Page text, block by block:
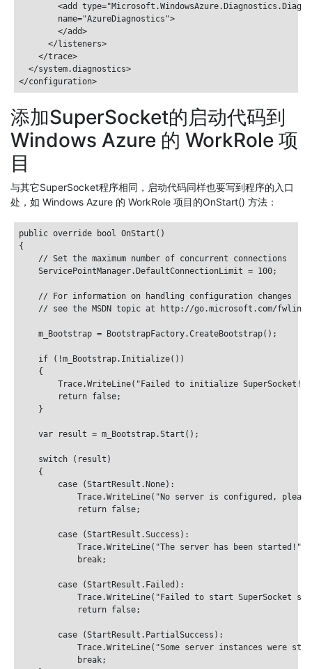
<add
        name="AzureDiagnostics">
        </add>
      </listeners>
    </trace>
  </system.diagnostics>
添加SuperSocket的启动代码到
Windows Azure 的 WorkRole 项
目
与其它SuperSocket程序相同，启动代码同样也要写到程序的入口
处，如 Windows Azure 的 WorkRole 项目的OnStart() 方法：
public override bool OnStart()
{
    // Set the maximum number of concurrent connections
    ServicePointManager.DefaultConnectionLimit = 100;
    // For information on handling configuration changes
// see the MSDN topic at http://go.microsoft.com/
    m_Bootstrap = BootstrapFactory.CreateBootstrap();
    if (!m_Bootstrap.Initialize())
    {
Trace.WriteLine("Failed to initialize
        return false;
    }
    var result = m_Bootstrap.Start();
    switch (result)
    {
        case (StartResult.None):
Trace.WriteLine("No server is configured,
            return false;
        case (StartResult.Success):
            Trace.WriteLine("The server has been started!");
            break;
        case (StartResult.Failed):
Trace.WriteLine("Failed to start SuperSocket
            return false;
        case (StartResult.PartialSuccess):
Trace.WriteLine("Some server instances were
            break;